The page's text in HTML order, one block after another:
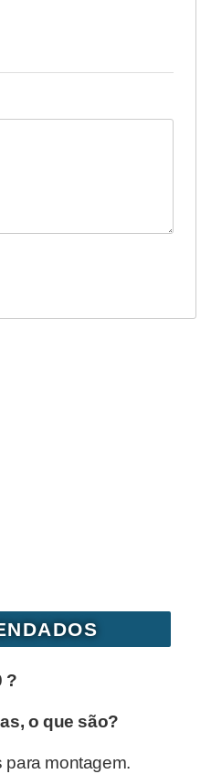
?
o que são?
para montagem.